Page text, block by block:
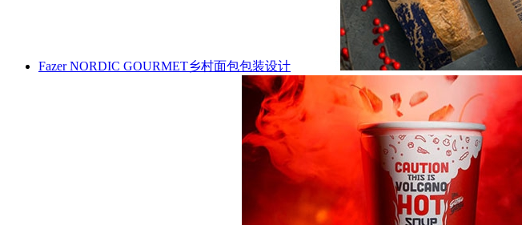
Fazer NORDIC GOURMET乡村面包包装设计